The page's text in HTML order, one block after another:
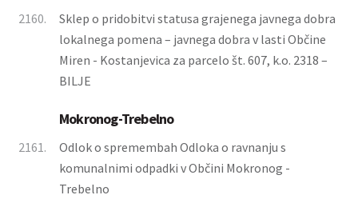
2160.
Sklep o pridobitvi statusa grajenega javnega dobra
lokalnega pomena – javnega dobra v lasti Občine
Miren - Kostanjevica za parcelo št. 607, k.o. 2318 –
BILJE
Mokronog-Trebelno
2161.
Odlok o spremembah Odloka o ravnanju s
komunalnimi odpadki v Občini Mokronog -
Trebelno